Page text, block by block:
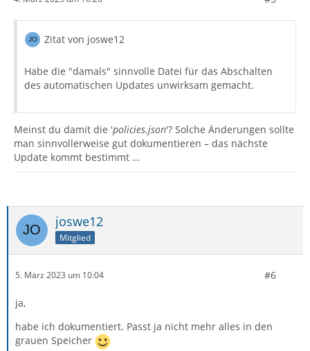
Zitat von joswe12
Habe die "damals" sinnvolle Datei für das Abschalten
des automatischen Updates unwirksam gemacht.
Meinst du damit die 'policies.json'? Solche Änderungen sollte
man sinnvollerweise gut dokumentieren – das nächste
Update kommt bestimmt …
joswe12
Mitglied
5. März 2023 um 10:04 #6
ja,
habe ich dokumentiert. Passt ja nicht mehr alles in den
grauen Speicher